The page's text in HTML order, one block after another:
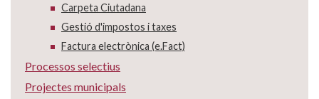
Carpeta Ciutadana
Gestió d'impostos i taxes
Factura electrònica (e.Fact)
Processos selectius
Projectes municipals